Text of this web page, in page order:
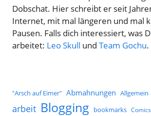
Dobschat. Hier schreibt er seit
Internet, mit mal längeren und mal
Pausen. Falls dich interessiert, was
arbeitet: Leo Skull und Team Gochu.
"Arsch auf Eimer" Abmahnungen Allgemein
arbeit Blogging bookmarks Comics